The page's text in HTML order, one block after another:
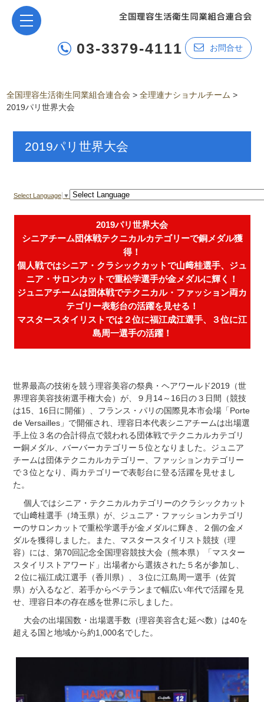
03-3379-4111 お問合せ
全国理容生活衛生同業組合連合会 >全理連ナショナルチーム >
2019パリ世界大会
2019パリ世界大会
Select Language ▼
2019パリ世界大会
シニアチーム団体戦テクニカルカテゴリーで銅メダル獲
得！
個人戦ではシニア・クラシックカットで山﨑桂選手、ジュ
ニア・サロンカットで重松学選手が金メダルに輝く！
ジュニアチームは団体戦でテクニカル・ファッション両カ
テゴリー表彰台の活躍を見せる！
マスタースタイリストでは２位に福江成江選手、３位に江
島周一選手の活躍！
世界最高の技術を競う理容美容の祭典・ヘアワールド2019（世
界理容美容技術選手権大会）が、９月14～16日の３日間（競技
は15、16日に開催）、フランス・パリの国際見本市会場「Porte
de Versailles」で開催され、理容日本代表シニアチームは出場選
手上位３名の合計得点で競われる団体戦でテクニカルカテゴリ
ー銅メダル、バーバーカテゴリー５位となりました。ジュニア
チームは団体テクニカルカテゴリー、ファッションカテゴリー
で３位となり、両カテゴリーで表彰台に登る活躍を見せまし
た。
個人ではシニア・テクニカルカテゴリーのクラシックカット
で山﨑桂選手（埼玉県）が、ジュニア・ファッションカテゴリ
ーのサロンカットで重松学選手が金メダルに輝き、２個の金メ
ダルを獲得しました。また、マスタースタイリスト競技（理
容）には、第70回記念全国理容競技大会（熊本県）「マスター
スタイリストアワード」出場者から選抜された５名が参加し、
２位に福江成江選手（香川県）、３位に江島周一選手（佐賀
県）が入るなど、若手からベテランまで幅広い年代で活躍を見
せ、理容日本の存在感を世界に示しました。
大会の出場国数・出場選手数（理容美容含む延べ数）は40を
超える国と地域から約1,000名でした。